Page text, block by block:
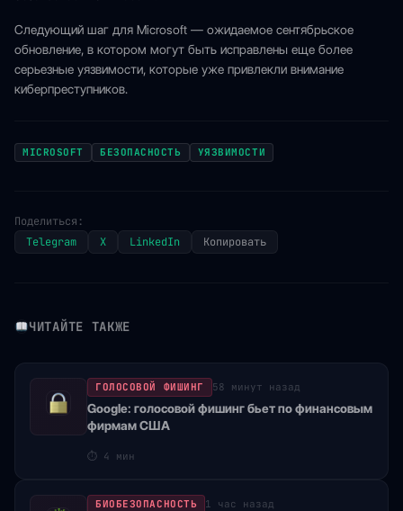
Следующий шаг для Microsoft — ожидаемое сентябрьское
обновление, в котором могут быть исправлены еще более
серьезные уязвимости, которые уже привлекли внимание
киберпреступников.
MICROSOFT БЕЗОПАСНОСТЬ УЯЗВИМОСТИ
Поделиться:
Telegram
X LinkedIn Копировать
ЧИТАЙТЕ ТАКЖЕ
ГОЛОСОВОЙ ФИШИНГ 58 минут назад
Google: голосовой фишинг бьет по финансовым
фирмам США
⏱ 4 мин
БИОБЕЗОПАСНОСТЬ 1 час назад